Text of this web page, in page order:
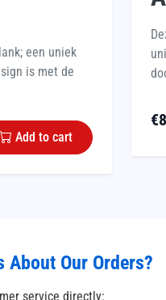
een uniek
is met de
Add to cart
€
About Our Orders?
service directly: